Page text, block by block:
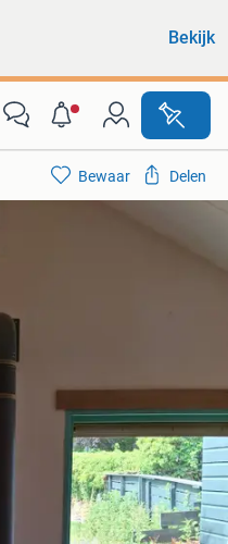
Bekijk
Bewaar Delen